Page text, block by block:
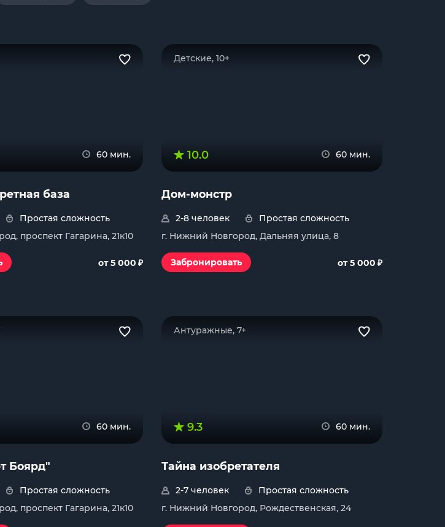
60 мин.
база
Простая сложность
проспект Гагарина, 21к10
от 5 000 ₽
Детские, 10+
10.0 60 мин.
Дом-монстр
2-8 человек
Простая сложность
г. Нижний Новгород, Дальняя улица, 8
Забронировать от 5 000 ₽
60 мин.
Боярд"
Простая сложность
проспект Гагарина, 21к10
Антуражные, 7+
9.3 60 мин.
Тайна изобретателя
2-7 человек
Простая сложность
г. Нижний Новгород, Рождественская, 24